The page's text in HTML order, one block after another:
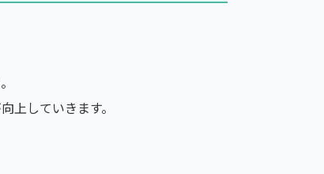
上していきます。